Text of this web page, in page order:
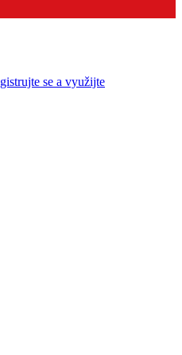
se a využijte